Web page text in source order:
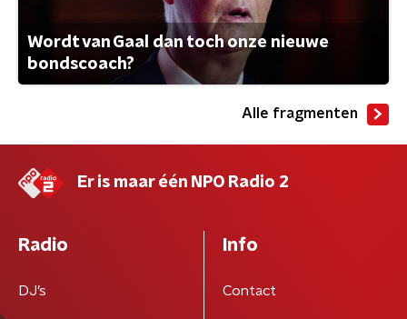
Wordt van Gaal dan toch onze nieuwe
bondscoach?
Alle fragmenten
Er is maar één NPO Radio 2
Radio
DJ’s
Info
Contact